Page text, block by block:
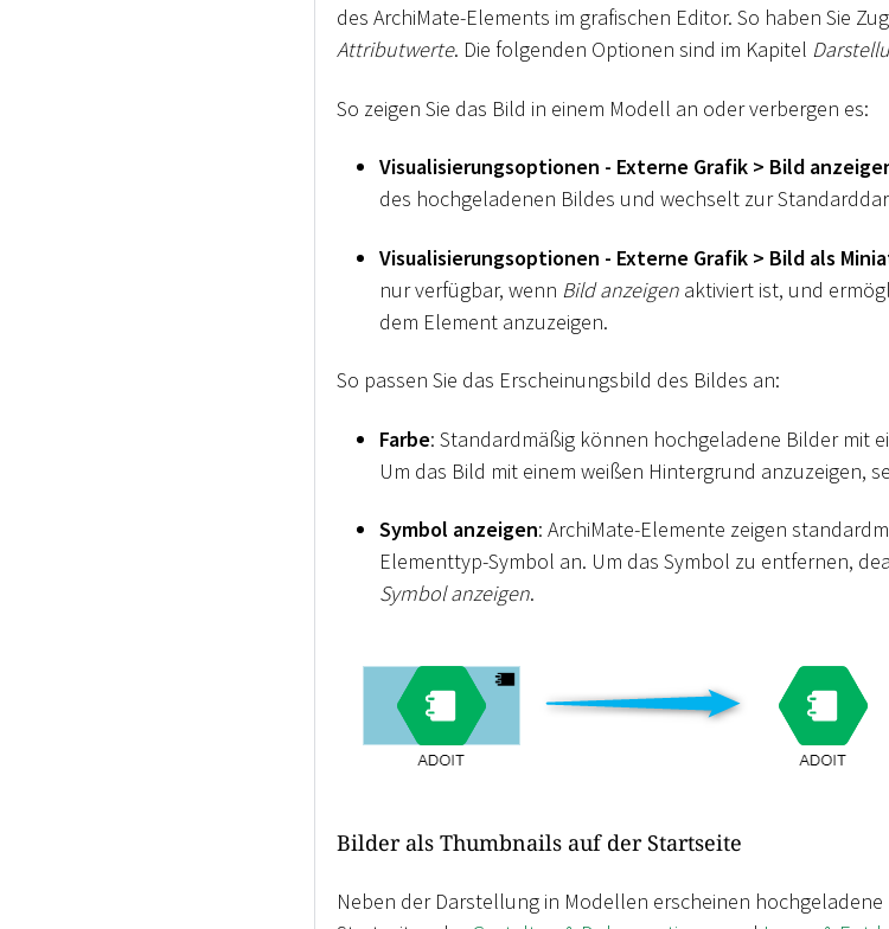
des ArchiMate-Elements im grafischen Editor. So haben Sie
Attributwerte. Die folgenden Optionen sind im Kapitel
So zeigen Sie das Bild in einem Modell an oder verbergen es:
Visualisierungsoptionen - Externe Grafik > Bild
des hochgeladenen Bildes und wechselt zur
Visualisierungsoptionen - Externe Grafik > Bild als
nur verfügbar, wenn Bild anzeigen aktiviert ist, und
dem Element anzuzeigen.
So passen Sie das Erscheinungsbild des Bildes an:
Farbe: Standardmäßig können hochgeladene Bilder mit
Um das Bild mit einem weißen Hintergrund anzuzeigen,
Symbol anzeigen: ArchiMate-Elemente zeigen
Elementtyp-Symbol an. Um das Symbol zu entfernen,
Symbol anzeigen.
Bilder als Thumbnails auf der Startseite
Neben der Darstellung in Modellen erscheinen